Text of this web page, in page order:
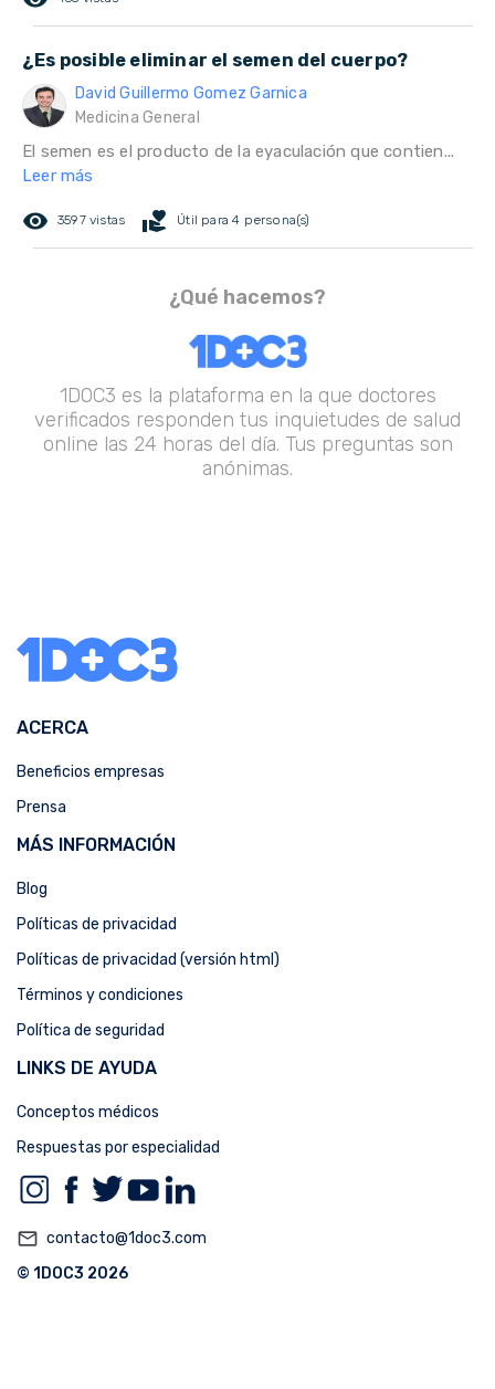
¿Es posible eliminar el semen del cuerpo?
David Guillermo Gomez Garnica
Medicina General
El semen es el producto de la eyaculación que contien...
Leer más
remove_red_eye 3597 vistas volunteer_activism Útil para 4 persona(s)
¿Qué hacemos?
1DOC3 es la plataforma en la que doctores
verificados responden tus inquietudes de salud
online las 24 horas del día. Tus preguntas son
anónimas.
ACERCA
Beneficios empresas
Prensa
MÁS INFORMACIÓN
Blog
Políticas de privacidad
Políticas de privacidad (versión html)
Términos y condiciones
Política de seguridad
LINKS DE AYUDA
Conceptos médicos
Respuestas por especialidad
mail_outline contacto@1doc3.com
© 1DOC3 2026